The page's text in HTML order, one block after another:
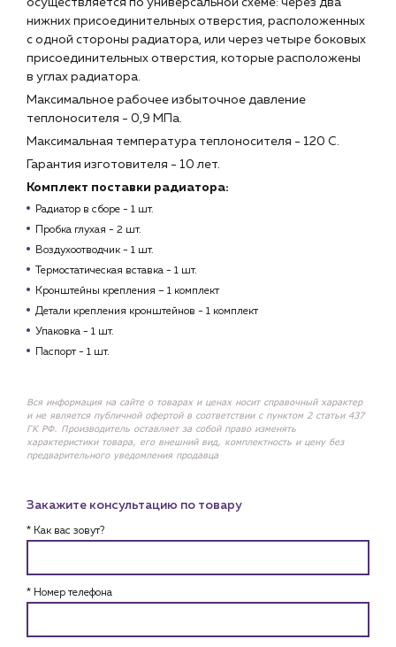
осуществляется по универсальной схеме: через два
нижних присоединительных отверстия, расположенных
с одной стороны радиатора, или через четыре боковых
присоединительных отверстия, которые расположены
в углах радиатора.
Максимальное рабочее избыточное давление
теплоносителя - 0,9 МПа.
Максимальная температура теплоносителя - 120 С.
Гарантия изготовителя - 10 лет.
Комплект поставки радиатора:
Радиатор в сборе - 1 шт.
Пробка глухая - 2 шт.
Воздухоотводчик - 1 шт.
Термостатическая вставка - 1 шт.
Кронштейны крепления – 1 комплект
Детали крепления кронштейнов - 1 комплект
Упаковка - 1 шт.
Паспорт - 1 шт.
Вся информация на сайте о товарах и ценах носит справочный характер
и не является публичной офертой в соответствии с пунктом 2 статьи 437
ГК РФ. Производитель оставляет за собой право изменять
характеристики товара, его внешний вид, комплектность и цену без
предварительного уведомления продавца
Закажите консультацию по товару
* Как вас зовут?
* Номер телефона